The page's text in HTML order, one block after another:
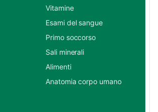
Vitamine
Esami del sangue
Primo soccorso
Sali minerali
Alimenti
Anatomia corpo umano